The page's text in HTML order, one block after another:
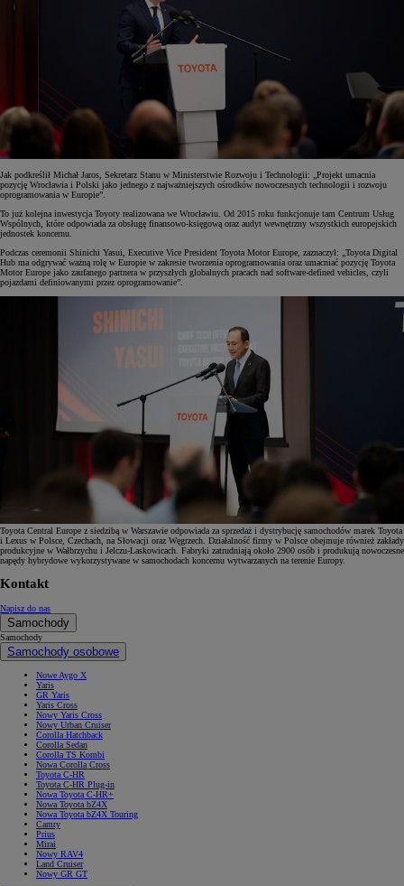
Jak podkreślił Michał Jaros, Sekretarz Stanu w Ministerstwie Rozwoju i Technologii: „Projekt umacnia
pozycję Wrocławia i Polski jako jednego z najważniejszych ośrodków nowoczesnych technologii i rozwoju
oprogramowania w Europie”.
To już kolejna inwestycja Toyoty realizowana we Wrocławiu. Od 2015 roku funkcjonuje tam Centrum Usług
Wspólnych, które odpowiada za obsługę finansowo-księgową oraz audyt wewnętrzny wszystkich europejskich
jednostek koncernu.
Podczas ceremonii Shinichi Yasui, Executive Vice President Toyota Motor Europe, zaznaczył: „Toyota Digital
Hub ma odgrywać ważną rolę w Europie w zakresie tworzenia oprogramowania oraz umacniać pozycję Toyota
Motor Europe jako zaufanego partnera w przyszłych globalnych pracach nad software-defined vehicles, czyli
pojazdami definiowanymi przez oprogramowanie”.
Toyota Central Europe z siedzibą w Warszawie odpowiada za sprzedaż i dystrybucję samochodów marek Toyota
i Lexus w Polsce, Czechach, na Słowacji oraz Węgrzech. Działalność firmy w Polsce obejmuje również zakłady
produkcyjne w Wałbrzychu i Jelczu-Laskowicach. Fabryki zatrudniają około 2900 osób i produkują nowoczesne
napędy hybrydowe wykorzystywane w samochodach koncernu wytwarzanych na terenie Europy.
Kontakt
Napisz do nas
Samochody
Samochody
Samochody osobowe
Nowe Aygo X
Yaris
GR Yaris
Yaris Cross
Nowy Yaris Cross
Nowy Urban Cruiser
Corolla Hatchback
Corolla Sedan
Corolla TS Kombi
Nowa Corolla Cross
Toyota C-HR
Toyota C-HR Plug-in
Nowa Toyota C-HR+
Nowa Toyota bZ4X
Nowa Toyota bZ4X Touring
Camry
Prius
Mirai
Nowy RAV4
Land Cruiser
Nowy GR GT